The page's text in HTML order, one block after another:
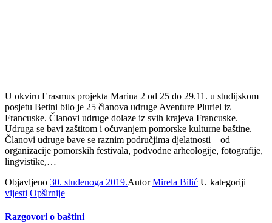
U okviru Erasmus projekta Marina 2 od 25 do 29.11. u studijskom
posjetu Betini bilo je 25 članova udruge Aventure Pluriel iz
Francuske. Članovi udruge dolaze iz svih krajeva Francuske.
Udruga se bavi zaštitom i očuvanjem pomorske kulturne baštine.
Članovi udruge bave se raznim područjima djelatnosti – od
organizacije pomorskih festivala, podvodne arheologije, fotografije,
lingvistike,…
Objavljeno 30. studenoga 2019.AutorMirela Bilić U kategoriji
vijesti Opširnije
Razgovori o baštini